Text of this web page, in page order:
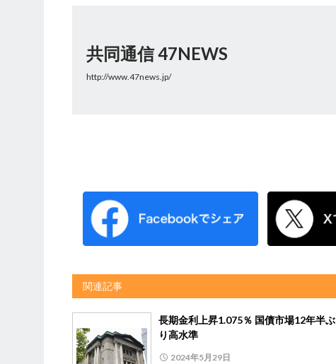
共同通信 47NEWS
http://www.47news.jp/
関連記事
長期金利上昇1.075％ 国債市場12年半ぶ
り高水準
2024年5月29日